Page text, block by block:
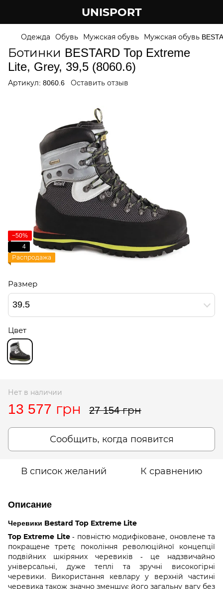
UNISPORT
Одежда Обувь Мужская обувь Мужская обувь
Ботинки BESTARD Top Extreme
Lite, Grey, 39,5 (8060.6)
Артикул: 8060.6 Оставить отзыв
−50%
4
Распродажа
Размер
39.5
Цвет
Нет в наличии
13 577 грн 27 154 грн
Сообщить, когда появится
В список желаний К сравнению
Описание
Черевики Bestard Top Extreme Lite
Top Extreme Lite- повністю модифіковане, оновлене та
покращене третє покоління революційної концепції
подвійних шкіряних черевиків - це надзвичайно
універсальні, дуже теплі та зручні високогірні
черевики. Використання кевлару у верхній частині
черевика також значно зменшує його загальну вагу без